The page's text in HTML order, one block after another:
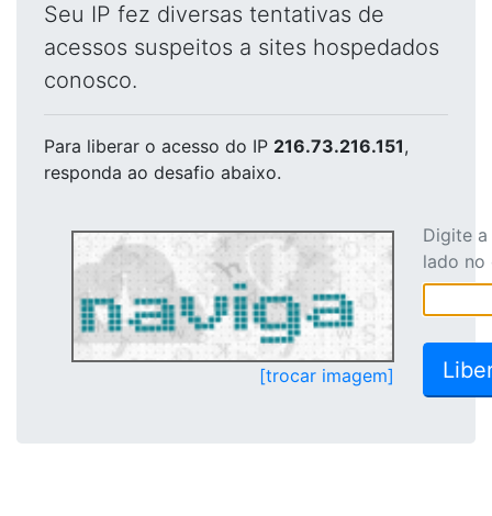
Seu IP fez diversas tentativas de
acessos suspeitos a sites hospedados
conosco.
Para liberar o acesso do IP 216.73.216.151,
responda ao desafio abaixo.
[trocar imagem]
Digite
lado no